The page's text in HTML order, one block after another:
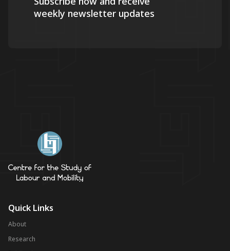
weekly newsletter updates
Quick Links
About
Research